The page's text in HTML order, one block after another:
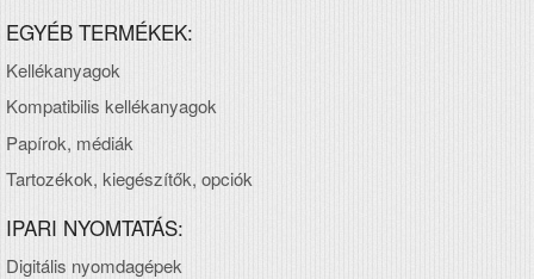
EGYÉB TERMÉKEK:
Kellékanyagok
Kompatibilis kellékanyagok
Papírok, médiák
Tartozékok, kiegészítők, opciók
IPARI NYOMTATÁS:
Digitális nyomdagépek